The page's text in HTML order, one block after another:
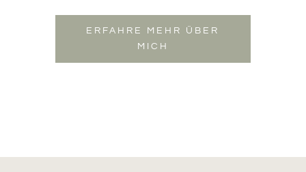
ERFAHRE MEHR ÜBER
MICH